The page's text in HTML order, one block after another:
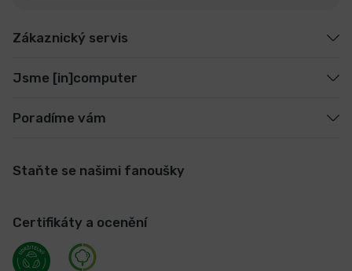
Zákaznický servis
Jsme [in]computer
Poradíme vám
Staňte se našimi fanoušky
Certifikáty a ocenění